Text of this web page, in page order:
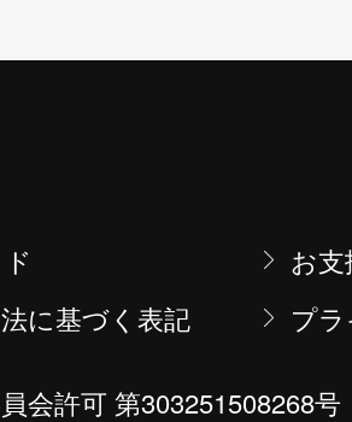
お
に基づく表記
プ
会許可 第303251508268号